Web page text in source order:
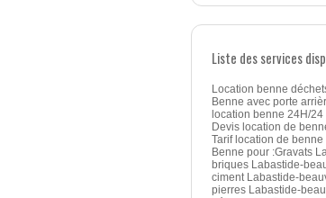
Liste des services
Location benne
Benne avec porte
location benne 24H/
Devis location de
Tarif location de
Benne pour :Gravats
briques Labastide-
ciment Labastide-
pierres Labastide-